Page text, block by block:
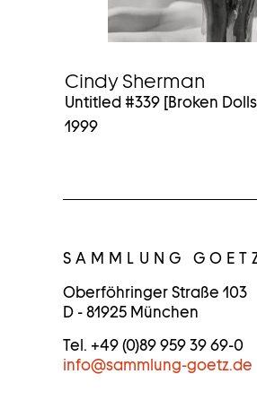
Cindy Sherman
Untitled #339 [Broken
1999
O
N
T
A
SAMMLUNG
Oberföhringer Straße 103
D - 81925 München
Tel. +49 (0)89 959 39 69-0
info@sammlung-goetz.de